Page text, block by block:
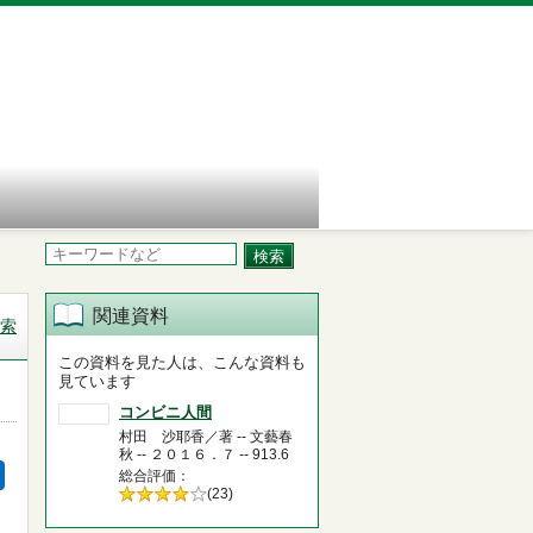
関連資料
この資料を見た人は、こんな資料も
見ています
コンビニ人間
村田 沙耶香／著 -- 文藝春
秋 -- ２０１６．７ -- 913.6
総合評価
5段階評価の (23)